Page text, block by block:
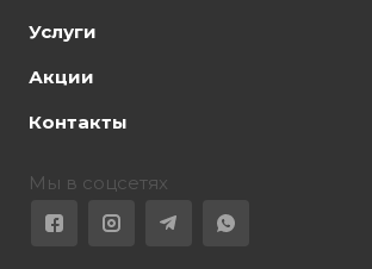
Услуги
Акции
Контакты
Мы в соцсетях